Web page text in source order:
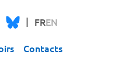
FREN
Contacts